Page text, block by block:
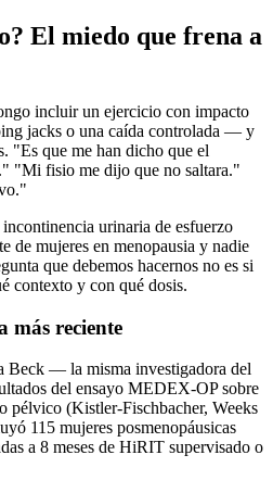
El miedo que frena a
incluir un ejercicio con impacto
jacks o una caída controlada — y
"Es que me han dicho que el
"Mi fisio me dijo que no saltara."
urinaria de esfuerzo
de mujeres en menopausia y nadie
que debemos hacernos no es si
contexto y con qué dosis.
más reciente
Beck — la misma investigadora del
del ensayo MEDEX-OP sobre
pélvico (Kistler-Fischbacher, Weeks
115 mujeres posmenopáusicas
a 8 meses de HiRIT supervisado o